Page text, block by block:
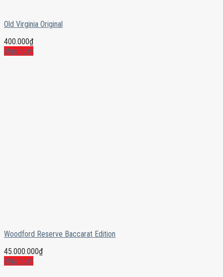
Old Virginia Original
400.000₫
Mua ngay
Woodford Reserve Baccarat Edition
45.000.000₫
Mua ngay